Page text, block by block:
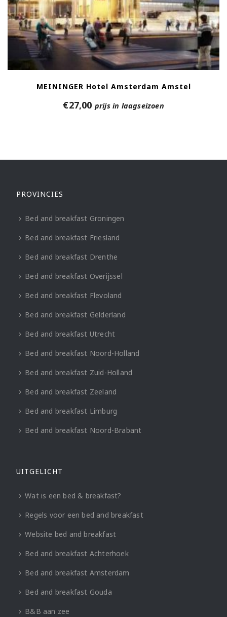
MEININGER Hotel Amsterdam Amstel
€27,00 prijs in laagseizoen
PROVINCIES
Bed and breakfast Groningen
Bed and breakfast Friesland
Bed and breakfast Drenthe
Bed and breakfast Overijssel
Bed and breakfast Flevoland
Bed and breakfast Gelderland
Bed and breakfast Utrecht
Bed and breakfast Noord-Holland
Bed and breakfast Zuid-Holland
Bed and breakfast Zeeland
Bed and breakfast Limburg
Bed and breakfast Noord-Brabant
UITGELICHT
Wat is een bed & breakfast?
Regels voor een bed and breakfast
Website bed and breakfast
Bed and breakfast Achterhoek
Bed and breakfast Amsterdam
Bed and breakfast Gouda
B&B aan zee